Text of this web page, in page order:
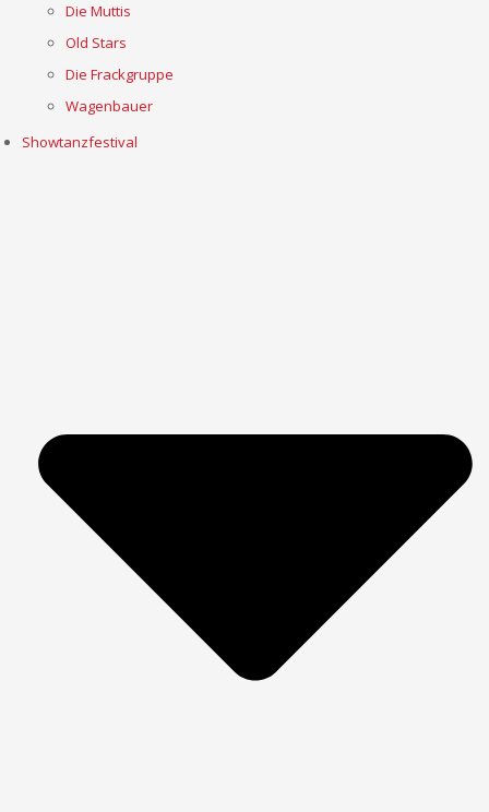
Die Muttis
Old Stars
Die Frackgruppe
Wagenbauer
Showtanzfestival